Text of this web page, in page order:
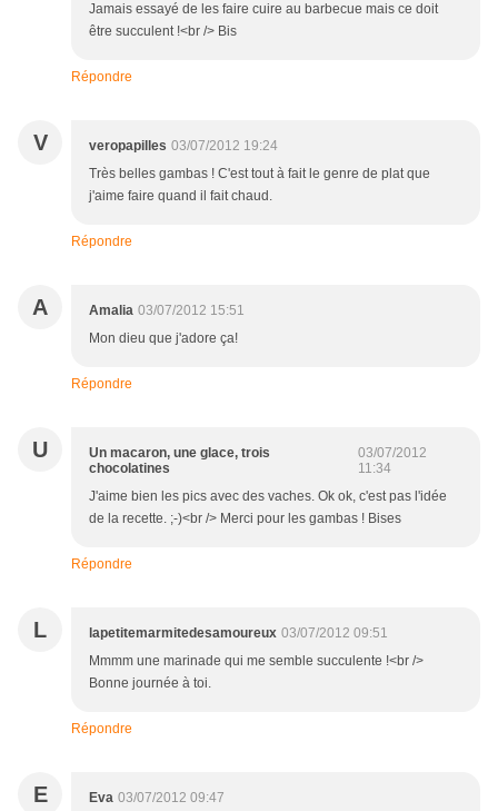
Jamais essayé de les faire cuire au barbecue mais ce doit
être succulent !<br /> Bis
Répondre
V veropapilles 03/07/2012 19:24
Très belles gambas ! C'est tout à fait le genre de plat que
j'aime faire quand il fait chaud.
Répondre
A Amalia 03/07/2012 15:51
Mon dieu que j'adore ça!
Répondre
U
Un macaron, une glace, trois
chocolatines
03/07/2012
11:34
J'aime bien les pics avec des vaches. Ok ok, c'est pas l'idée
de la recette. ;-)<br /> Merci pour les gambas ! Bises
Répondre
L lapetitemarmitedesamoureux 03/07/2012 09:51
Mmmm une marinade qui me semble succulente !<br />
Bonne journée à toi.
Répondre
E Eva 03/07/2012 09:47